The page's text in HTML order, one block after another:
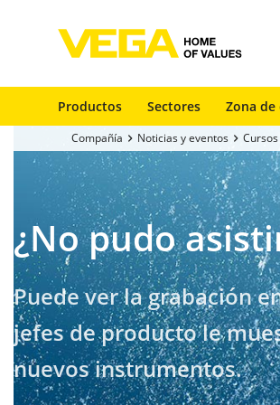
Productos Sectores Zona de
Compañía Noticias y eventos
¿No pudo
Puede ver la grabación
jefes de producto le
nuevos instrumentos.